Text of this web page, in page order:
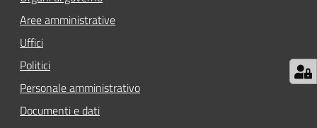
Aree amministrative
Uffici
Politici
Personale amministrativo
Documenti e dati